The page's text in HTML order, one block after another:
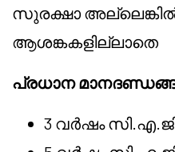
സുരക്ഷാ
ആശങ്കകളില്ലാതെ
പ്രധാന
3 വർഷം